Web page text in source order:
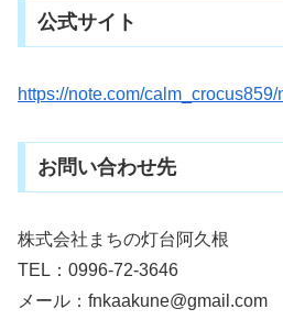
公式サイト
https://note.com/
お問い合わせ先
株式会社まちの灯台阿久根
TEL：0996-72-3646
メール：fnkaakune@gmail.com